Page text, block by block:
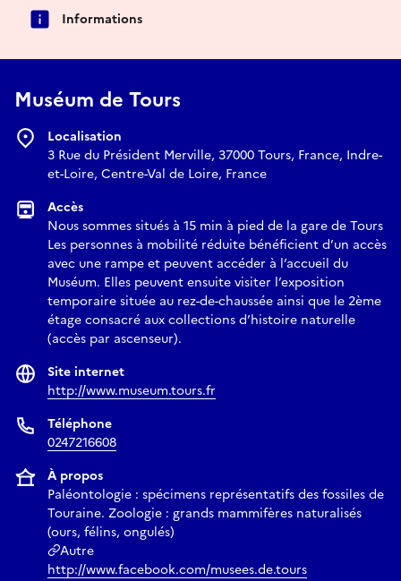
Informations
Muséum de Tours
Localisation
3 Rue du Président Merville, 37000 Tours, France, Indre-
et-Loire, Centre-Val de Loire, France
Accès
Nous sommes situés à 15 min à pied de la gare de Tours
Les personnes à mobilité réduite bénéficient d’un accès
avec une rampe et peuvent accéder à l’accueil du
Muséum. Elles peuvent ensuite visiter l’exposition
temporaire située au rez-de-chaussée ainsi que le 2ème
étage consacré aux collections d’histoire naturelle
(accès par ascenseur).
Site internet
http://www.museum.tours.fr
Téléphone
0247216608
À propos
Paléontologie : spécimens représentatifs des fossiles de
Touraine. Zoologie : grands mammifères naturalisés
(ours, félins, ongulés)
Autre
http://www.facebook.com/musees.de.tours